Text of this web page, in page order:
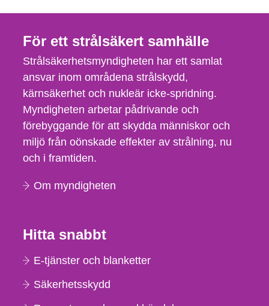
För ett strålsäkert samhälle
Strålsäkerhetsmyndigheten har ett samlat
ansvar inom områdena strålskydd,
kärnsäkerhet och nukleär icke-spridning.
Myndigheten arbetar pådrivande och
förebyggande för att skydda människor och
miljö från oönskade effekter av strålning, nu
och i framtiden.
Om myndigheten
Hitta snabbt
E-tjänster och blanketter
Säkerhetsskydd